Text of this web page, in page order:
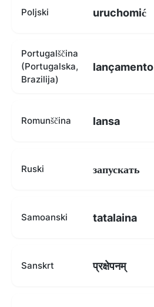
Poljski uruchomić
Portugalščina
(Portugalska,
Brazilija)
lançamento
Romunščina lansa
Ruski запускать
Samoanski tatalaina
Sanskrt प्रक्षेपनम्